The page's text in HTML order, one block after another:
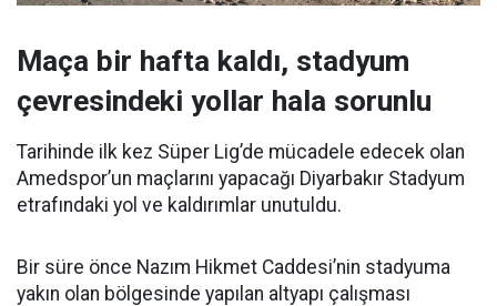
Maça bir hafta kaldı, stadyum
çevresindeki yollar hala sorunlu
Tarihinde ilk kez Süper Lig’de mücadele edecek olan
Amedspor’un maçlarını yapacağı Diyarbakır Stadyum
etrafındaki yol ve kaldırımlar unutuldu.
Bir süre önce Nazım Hikmet Caddesi’nin stadyuma
yakın olan bölgesinde yapılan altyapı çalışması